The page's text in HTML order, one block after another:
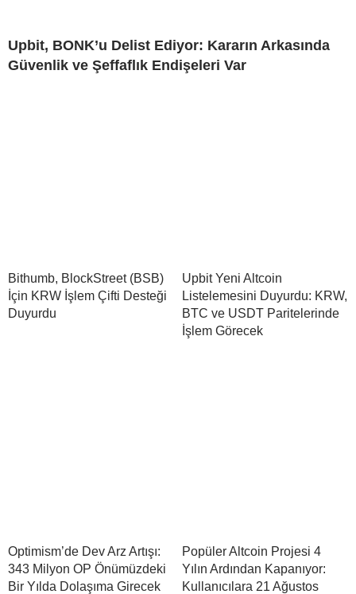
Upbit, BONK’u Delist Ediyor: Kararın Arkasında
Güvenlik ve Şeffaflık Endişeleri Var
Bithumb, BlockStreet (BSB)
İçin KRW İşlem Çifti Desteği
Duyurdu
Upbit Yeni Altcoin
Listelemesini Duyurdu: KRW,
BTC ve USDT Paritelerinde
İşlem Görecek
Optimism’de Dev Arz Artışı:
343 Milyon OP Önümüzdeki
Bir Yılda Dolaşıma Girecek
Popüler Altcoin Projesi 4
Yılın Ardından Kapanıyor:
Kullanıcılara 21 Ağustos